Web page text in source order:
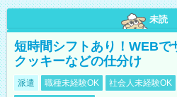
未読
短時間シフトあり！WEBで
クッキーなどの仕分け
派遣 職種未経験OK 社会人未経験OK